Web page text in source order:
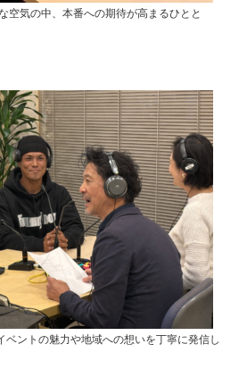
空気の中、本番への期待が高まるひとと
ベントの魅力や地域への想いを丁寧に発信し